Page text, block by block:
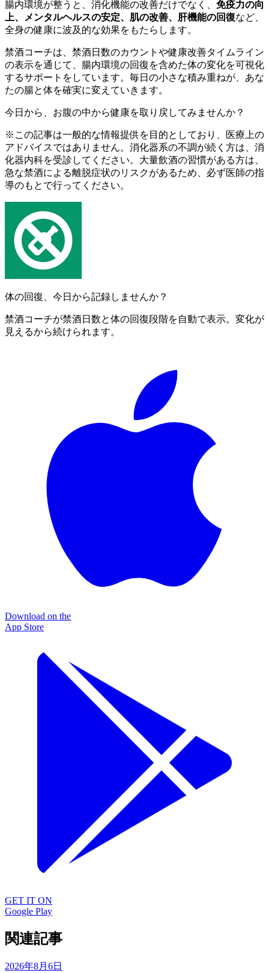
腸内環境が整うと、消化機能の改善だけでなく、 免疫力の向
上、メンタルヘルスの安定、肌の改善、肝機能の回復など、
全身の健康に波及的な効果をもたらします。
禁酒コーチは、禁酒日数のカウントや健康改善タイムライン
の表示を通じて、腸内環境の回復を含めた体の変化を可視化
するサポートをしています。毎日の小さな積み重ねが、あな
たの腸と体を確実に変えていきます。
今日から、お腹の中から健康を取り戻してみませんか？
※この記事は一般的な情報提供を目的としており、医療上の
アドバイスではありません。消化器系の不調が続く方は、消
化器内科を受診してください。大量飲酒の習慣がある方は、
急な禁酒による離脱症状のリスクがあるため、必ず医師の指
導のもとで行ってください。
体の回復、今日から記録しませんか？
禁酒コーチが禁酒日数と体の回復段階を自動で表示。変化が
見えるから続けられます。
Download on the
App Store
GET IT ON
Google Play
関連記事
2026年8月6日